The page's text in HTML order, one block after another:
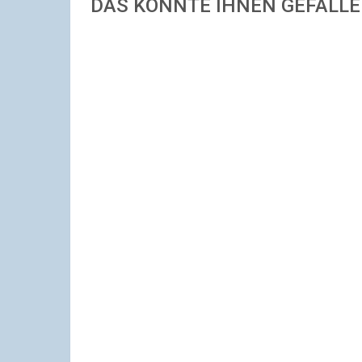
DAS KÖNNTE IHNEN